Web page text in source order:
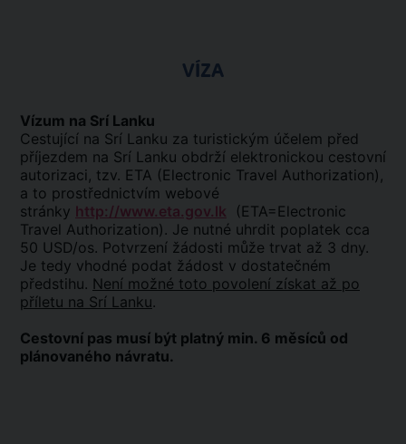
VÍZA
Vízum na Srí Lanku
Cestující na Srí Lanku za turistickým účelem před
příjezdem na Srí Lanku obdrží elektronickou cestovní
autorizaci, tzv. ETA (Electronic Travel Authorization),
a to prostřednictvím webové
stránky http://www.eta.gov.lk (ETA=Electronic
Travel Authorization). Je nutné uhrdit poplatek cca
50 USD/os. Potvrzení žádosti může trvat až 3 dny.
Je tedy vhodné podat žádost v dostatečném
předstihu. Není možné toto povolení získat až po
příletu na Srí Lanku.
Cestovní pas musí být platný min. 6 měsíců od
plánovaného návratu.